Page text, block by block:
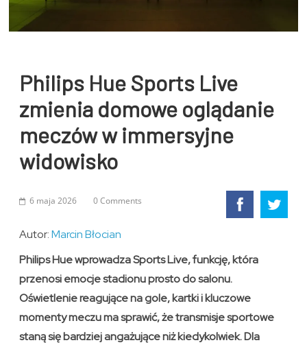
Philips Hue Sports Live
zmienia domowe oglądanie
meczów w immersyjne
widowisko
6 maja 2026 0 Comments
Autor:Marcin Błocian
Philips Hue wprowadza Sports Live, funkcję, która
przenosi emocje stadionu prosto do salonu.
Oświetlenie reagujące na gole, kartki i kluczowe
momenty meczu ma sprawić, że transmisje sportowe
staną się bardziej angażujące niż kiedykolwiek. Dla